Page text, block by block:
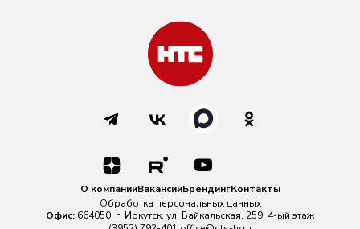
О компанииВакансииБрендингКонтакты
Обработка персональных данных
Офис: 664050, г. Иркутск, ул. Байкальская, 259, 4-ый этаж